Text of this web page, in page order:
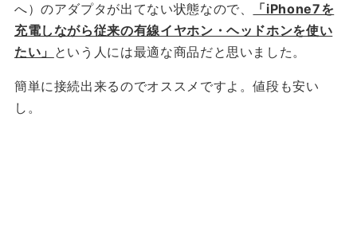
へ）のアダプタが出てない状態なので、
「iPhone7を
充電しながら従来の有線イヤホン・ヘッドホンを使い
たい」 という人には最適な商品だと思いました。
簡単に接続出来るのでオススメですよ。値段も安い
し。